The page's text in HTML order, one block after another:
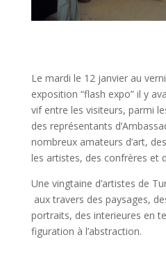
Le mardi le 12 janvier au
exposition “flash expo” il y
vif entre les visiteurs, parmi
des représentants
nombreux amateurs d’art,
les artistes, des confrères et
Une vingtaine d’artistes de
aux travers des paysages,
portraits, des interieures en
figuration à l’abstraction.